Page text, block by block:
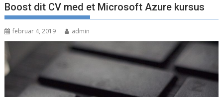
Boost dit CV med et Microsoft Azure kursus
februar 4, 2019 admin